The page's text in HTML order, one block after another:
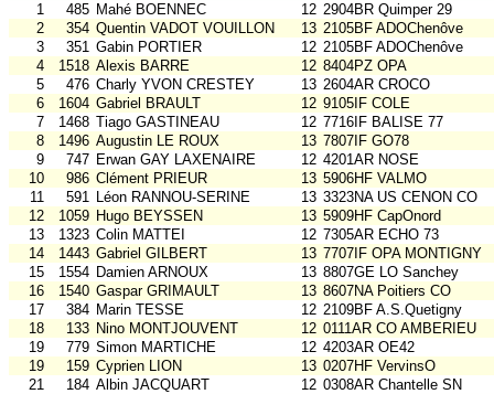
1
485 Mahé BOENNEC 12 2904BR Quimper 29
2
354 Quentin VADOT VOUILLON 13 2105BF ADOChenôve
3
351 Gabin PORTIER 12 2105BF ADOChenôve
4
1518 Alexis BARRE 12 8404PZ OPA
5
476 Charly YVON CRESTEY 13 2604AR CROCO
6
1604 Gabriel BRAULT 12 9105IF COLE
7
1468 Tiago GASTINEAU 12 7716IF BALISE 77
8
1496 Augustin LE ROUX 13 7807IF GO78
9
747 Erwan GAY LAXENAIRE 12 4201AR NOSE
10
986 Clément PRIEUR 13 5906HF VALMO
11
591 Léon RANNOU-SERINE 13 3323NA US CENON CO
12
1059 Hugo BEYSSEN 13 5909HF CapOnord
13
1323 Colin MATTEI 12 7305AR ECHO 73
14
1443 Gabriel GILBERT 13 7707IF OPA MONTIGNY
15
1554 Damien ARNOUX 13 8807GE LO Sanchey
16
1540 Gaspar GRIMAULT 13 8607NA Poitiers CO
17
384 Marin TESSE 12 2109BF A.S.Quetigny
18
133 Nino MONTJOUVENT 12 0111AR CO AMBERIEU
19
779 Simon MARTICHE 12 4203AR OE42
19
159 Cyprien LION 13 0207HF VervinsO
21
184 Albin JACQUART 12 0308AR Chantelle SN